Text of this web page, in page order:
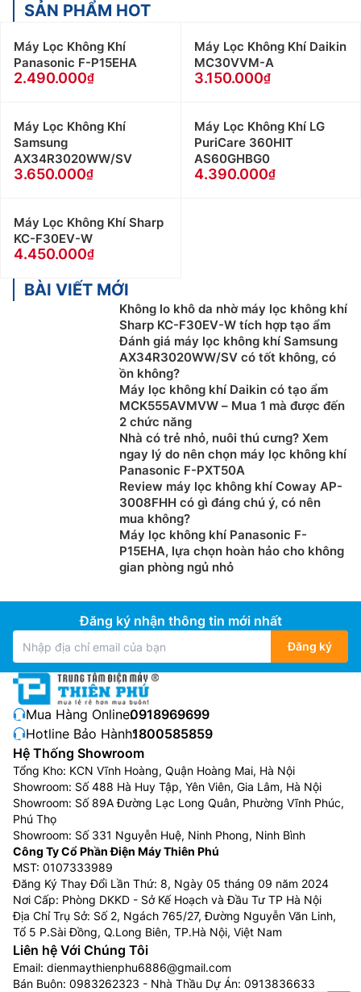
SẢN PHẨM HOT
Máy Lọc Không Khí
Panasonic F-P15EHA
2.490.000
Máy Lọc Không Khí Daikin
MC30VVM-A
3.150.000
Máy Lọc Không Khí
Samsung
AX34R3020WW/SV
3.650.000
Máy Lọc Không Khí LG
PuriCare 360HIT
AS60GHBG0
4.390.000
Máy Lọc Không Khí Sharp
KC-F30EV-W
4.450.000
BÀI VIẾT MỚI
Không lo khô da nhờ máy lọc không khí
Sharp KC-F30EV-W tích hợp tạo ẩm
Đánh giá máy lọc không khí Samsung
AX34R3020WW/SV có tốt không, có
ồn không?
Máy lọc không khí Daikin có tạo ẩm
MCK555AVMVW – Mua 1 mà được đến
2 chức năng
Nhà có trẻ nhỏ, nuôi thú cưng? Xem
ngay lý do nên chọn máy lọc không khí
Panasonic F-PXT50A
Review máy lọc không khí Coway AP-
3008FHH có gì đáng chú ý, có nên
mua không?
Máy lọc không khí Panasonic F-
P15EHA, lựa chọn hoàn hảo cho không
gian phòng ngủ nhỏ
Đăng ký nhận thông tin mới nhất
Đăng ký
Mua Hàng Online:0918969699
Hotline Bảo Hành:1800585859
Hệ Thống Showroom
Tổng Kho: KCN Vĩnh Hoàng, Quận Hoàng Mai, Hà Nội
Showroom: Số 488 Hà Huy Tập, Yên Viên, Gia Lâm, Hà Nội
Showroom: Số 89A Đường Lạc Long Quân, Phường Vĩnh Phúc,
Phú Thọ
Showroom: Số 331 Nguyễn Huệ, Ninh Phong, Ninh Bình
Công Ty Cổ Phần Điện Máy Thiên Phú
MST: 0107333989
Đăng Ký Thay Đổi Lần Thứ: 8, Ngày 05 tháng 09 năm 2024
Nơi Cấp: Phòng DKKD - Sở Kế Hoạch và Đầu Tư TP Hà Nội
Địa Chỉ Trụ Sở: Số 2, Ngách 765/27, Đường Nguyễn Văn Linh,
Tổ 5 P.Sài Đồng, Q.Long Biên, TP.Hà Nội, Việt Nam
Liên hệ Với Chúng Tôi
Email: dienmaythienphu6886@gmail.com
Bán Buôn: 0983262323 - Nhà Thầu Dự Án: 0913836633